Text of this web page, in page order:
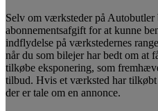
Selv om værksteder på Autobutler
abonnementsafgift for at kunne
indflydelse på værkstedernes
når du som bilejer har bedt om at
tilkøbe eksponering, som
tilbud. Hvis et værksted har
der er tale om en annonce.